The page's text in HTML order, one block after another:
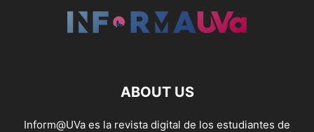
ABOUT US
Inform@UVa es la revista digital de los estudiantes de